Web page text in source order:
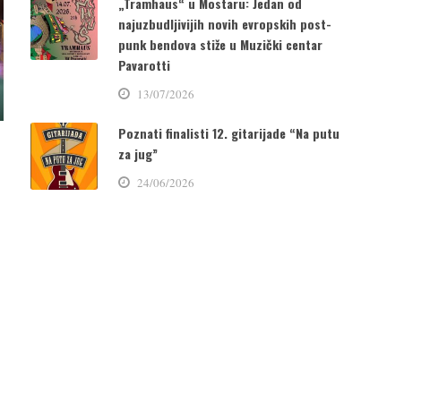
najuzbudljivijih novih evropskih post-
punk bendova stiže u Muzički centar
Pavarotti
13/07/2026
Poznati finalisti 12. gitarijade “Na putu
za jug”
24/06/2026